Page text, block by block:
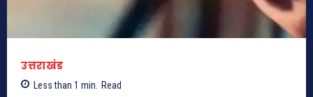
उत्तराखंड
Less than 1 min. Read